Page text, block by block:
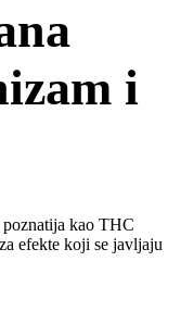
i
poznatija kao THC
efekte koji se javljaju